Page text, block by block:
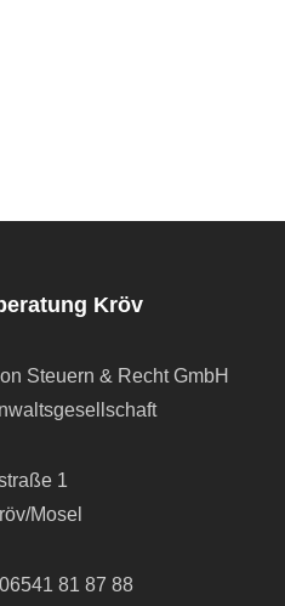
Kröv
Steuern & Recht GmbH
1
Mosel
06541 81 87 88